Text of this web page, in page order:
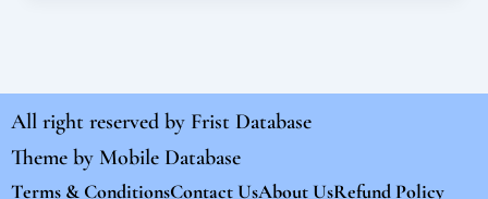
All right reserved by Frist Database
Theme by Mobile Database
Terms & ConditionsContact UsAbout UsRefund Policy